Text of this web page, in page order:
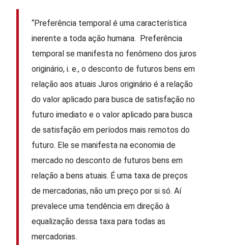
“Preferência temporal é uma característica
inerente a toda ação humana. Preferência
temporal se manifesta no fenômeno dos juros
originário, i. e., o desconto de futuros bens em
relação aos atuais Juros originário é a relação
do valor aplicado para busca de satisfação no
futuro imediato e o valor aplicado para busca
de satisfação em períodos mais remotos do
futuro. Ele se manifesta na economia de
mercado no desconto de futuros bens em
relação a bens atuais. É uma taxa de preços
de mercadorias, não um preço por si só. Aí
prevalece uma tendência em direção à
equalização dessa taxa para todas as
mercadorias.